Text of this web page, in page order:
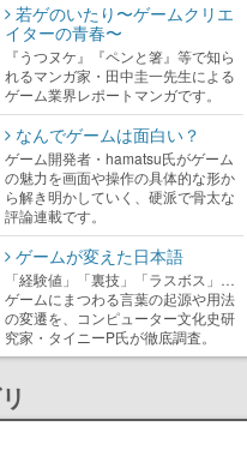
若ゲのいたり〜ゲームクリエ
イターの青春〜
『うつヌケ』『ペンと箸』等で知ら
れるマンガ家・田中圭一先生による
ゲーム業界レポートマンガです。
なんでゲームは面白い？
ゲーム開発者・hamatsu氏がゲーム
の魅力を画面や操作の具体的な形か
ら解き明かしていく、硬派で骨太な
評論連載です。
ゲームが変えた日本語
「経験値」「裏技」「ラスボス」…
ゲームにまつわる言葉の起源や用法
の変遷を、コンピューター文化史研
究家・タイニーP氏が徹底調査。